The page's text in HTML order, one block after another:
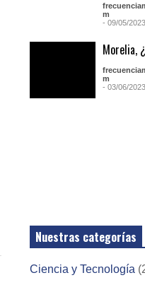
m
- 09/05/2023
Morelia,
m
- 03/06/2023
Nuestras categorías
Ciencia y Tecnología